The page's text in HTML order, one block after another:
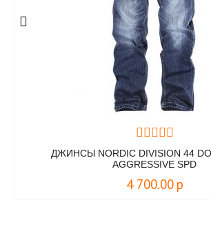
ДЖИНСЫ NORDIC DIVISION 44
AGGRESSIVE SPD
4 700.00 р